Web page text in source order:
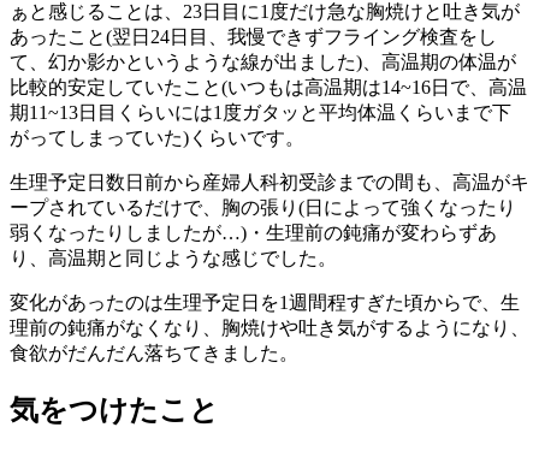
ぁと感じることは、23日目に1度だけ急な胸焼けと吐き気が
あったこと(翌日24日目、我慢できずフライング検査をし
て、幻か影かというような線が出ました)、高温期の体温が
比較的安定していたこと(いつもは高温期は14~16日で、高温
期11~13日目くらいには1度ガタッと平均体温くらいまで下
がってしまっていた)くらいです。
生理予定日数日前から産婦人科初受診までの間も、高温がキ
ープされているだけで、胸の張り(日によって強くなったり
弱くなったりしましたが…)・生理前の鈍痛が変わらずあ
り、高温期と同じような感じでした。
変化があったのは生理予定日を1週間程すぎた頃からで、生
理前の鈍痛がなくなり、胸焼けや吐き気がするようになり、
食欲がだんだん落ちてきました。
気をつけたこと